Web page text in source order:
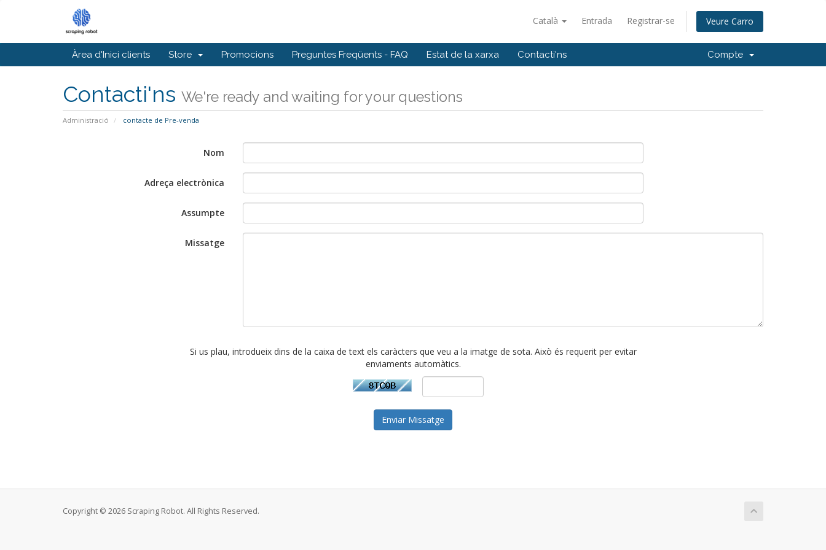
Català Entrada Registrar-se Veure Carro
Àrea d'Inici clients Store Promocions Preguntes Freqüents - FAQ Estat de la xarxa Contacti'ns Compte
Contacti'ns We're ready and waiting for your questions
Administració contacte de Pre-venda
Nom
Adreça electrònica
Assumpte
Missatge
Si us plau, introdueix dins de la caixa de text els caràcters que veu a la imatge de sota. Això és requerit per evitar
enviaments automàtics.
Enviar Missatge
Copyright © 2026 Scraping Robot. All Rights Reserved.